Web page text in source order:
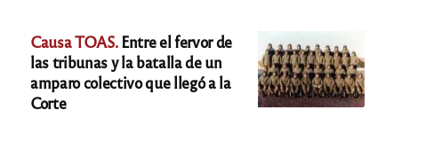
Causa TOAS.Entre el fervor de
las tribunas y la batalla de un
amparo colectivo que llegó a la
Corte